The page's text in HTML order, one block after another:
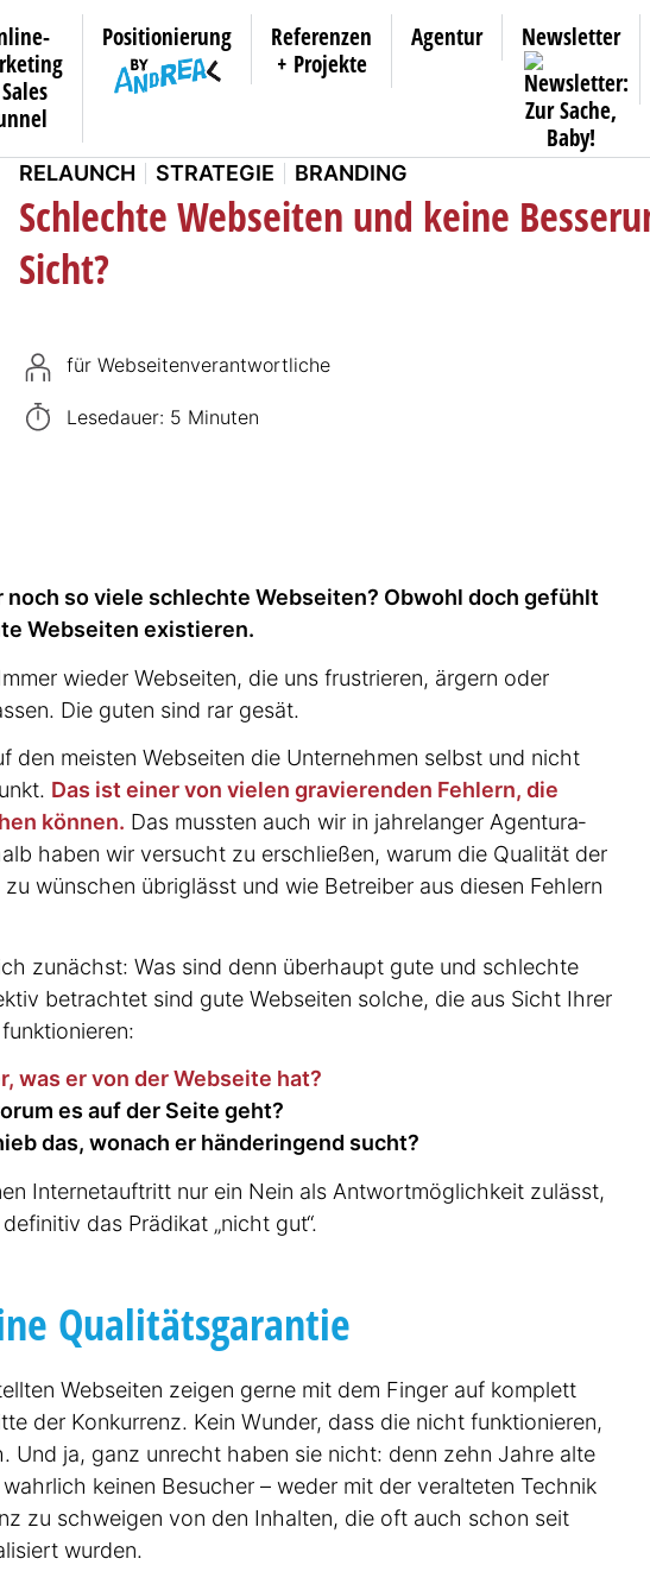
Positionierung
Referenzen
+ Projekte
Agentur Newsletter
RELAUNCH STRATEGIE BRANDING
Schlechte Webseiten und keine
Sicht?
für Webseitenverantwortliche
Lesedauer: 5 Minuten
noch so viele schlechte Webseiten? Obwohl doch gefühlt
Webseiten existieren.
wieder Webseiten, die uns frustrieren, ärgern oder
Die guten sind rar gesät.
den meisten Webseiten die Unternehmen selbst und nicht
Das ist einer von vielen gravie­renden Fehlern, die
können. Das mussten auch wir in jahrelanger Agentu­r­a­
haben wir versucht zu erschließen, warum die Qualität der
wünschen übriglässt und wie Betreiber aus diesen Fehlern
zunächst: Was sind denn überhaupt gute und schlechte
betrachtet sind gute Webseiten solche, die aus Sicht Ihrer
was er von der Webseite hat?
es auf der Seite geht?
das, wonach er hände­ringend sucht?
Inter­ne­t­auf­tritt nur ein Nein als Antwort­mög­lichkeit zulässt,
das Prädikat „nicht gut“.
Quali­täts­ga­rantie
Webseiten zeigen gerne mit dem Finger auf komplett
der Konkurrenz. Kein Wunder, dass die nicht funktio­nieren,
Und ja, ganz unrecht haben sie nicht: denn zehn Jahre alte
keinen Besucher – weder mit der veralteten Technik
zu schweigen von den Inhalten, die oft auch schon seit
wurden.